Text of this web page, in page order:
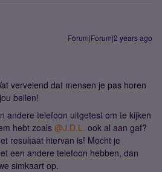
Forum|Forum|2 years ago
vervelend dat mensen je pas horen
bellen!
andere telefoon uitgetest om te kijken
hebt zoals @J.D.L. ook al aan gaf?
resultaat hiervan is! Mocht je
een andere telefoon hebben, dan
simkaart op.